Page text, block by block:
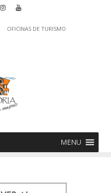
OFICINAS DE TURISMO
MENU